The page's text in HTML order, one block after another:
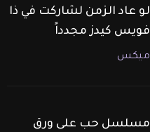
لو عاد الزمن لشاركت في ذا
فويس كيدز مجدداً
ميكس
مسلسل حب على ورق